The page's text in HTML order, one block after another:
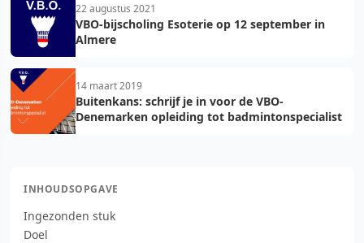
22 augustus 2021
VBO-bijscholing Esoterie op 12 september in
Almere
14 maart 2019
Buitenkans: schrijf je in voor de VBO-
Denemarken opleiding tot badmintonspecialist
INHOUDSOPGAVE
Ingezonden stuk
Doel